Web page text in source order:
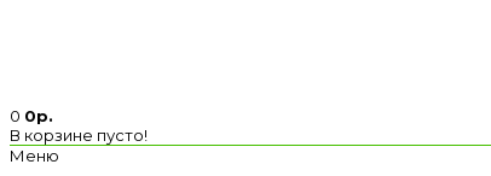
0 0р.
В корзине пусто!
Меню